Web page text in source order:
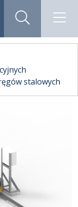
stalowych